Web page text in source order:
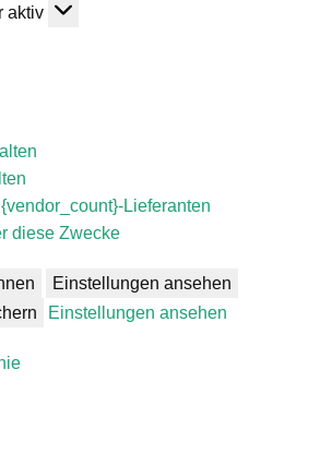
aktiv
Lieferanten
diese Zwecke
Einstellungen ansehen
Einstellungen ansehen